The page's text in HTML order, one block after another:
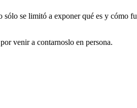
se limitó a exponer qué es y cómo
venir a contarnoslo en persona.